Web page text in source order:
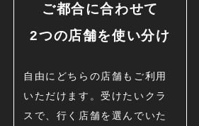
ご都合に合わせて
2つの店舗を使い分け
自由にどちらの店舗もご利用
いただけます。受けたいクラ
スで、行く店舗を選んでいた